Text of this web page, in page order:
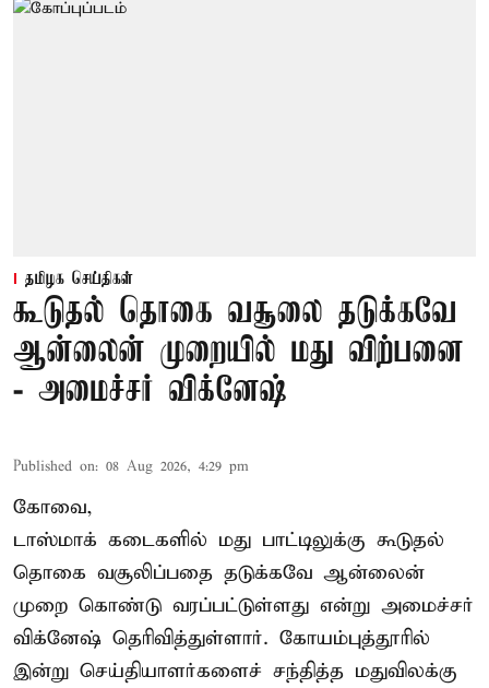
தமிழக செய்திகள்
கூடுதல் தொகை வசூலை தடுக்கவே
ஆன்லைன் முறையில் மது விற்பனை
- அமைச்சர் விக்னேஷ்
Published on: 08 Aug 2026, 4:29 pm
கோவை,
டாஸ்மாக் கடைகளில் மது பாட்டிலுக்கு கூடுதல்
தொகை வசூலிப்பதை தடுக்கவே ஆன்லைன்
முறை கொண்டு வரப்பட்டுள்ளது என்று அமைச்சர்
விக்னேஷ் தெரிவித்துள்ளார். கோயம்புத்தூரில்
இன்று செய்தியாளர்களைச் சந்தித்த மதுவிலக்கு